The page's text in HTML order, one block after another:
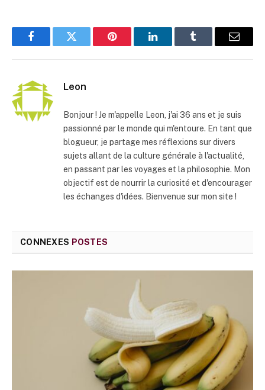
FacebookTwitter Pinterest LinkedInTumblr
E-
Leon
Bonjour ! Je m'appelle Leon, j'ai 36 ans et je suis
passionné par le monde qui m'entoure. En tant que
blogueur, je partage mes réflexions sur divers
sujets allant de la culture générale à l'actualité,
en passant par les voyages et la philosophie. Mon
objectif est de nourrir la curiosité et d'encourager
les échanges d'idées. Bienvenue sur mon site !
CONNEXES POSTES